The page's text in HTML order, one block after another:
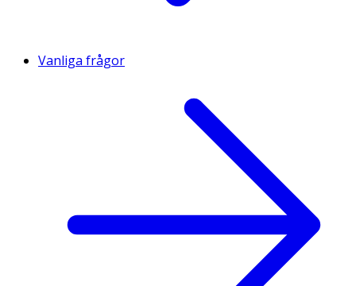
Vanliga frågor